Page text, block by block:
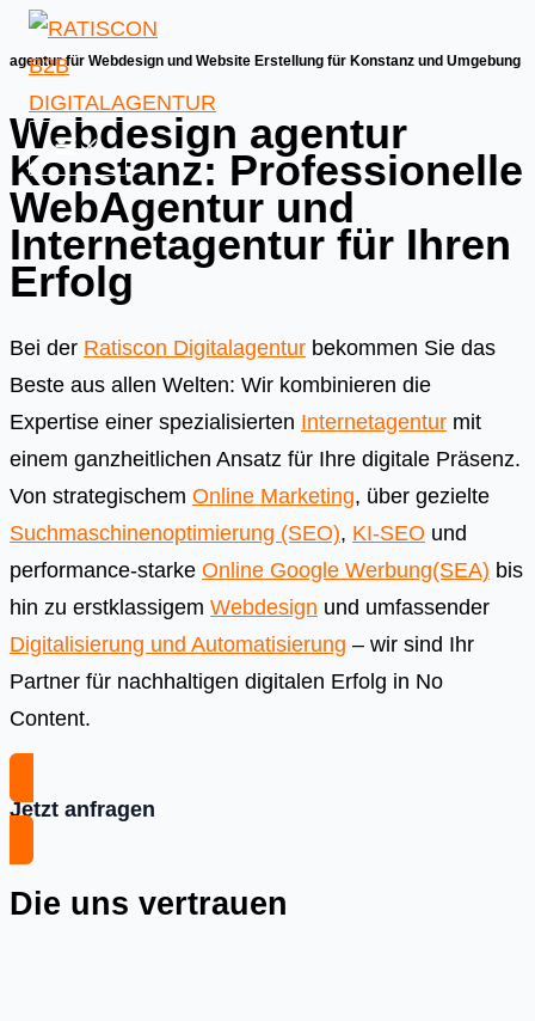
Skip
to
content
agentur für Webdesign und Website Erstellung für Konstanz und Umgebung
Webdesign agentur
Konstanz: Professionelle
WebAgentur und
Internetagentur für Ihren
Erfolg
Bei der Ratiscon Digitalagentur bekommen Sie das
Beste aus allen Welten: Wir kombinieren die
Expertise einer spezialisierten Internetagentur mit
einem ganzheitlichen Ansatz für Ihre digitale Präsenz.
Von strategischem Online Marketing, über gezielte
Suchmaschinenoptimierung (SEO), KI-SEO und
performance-starke Online Google Werbung(SEA) bis
hin zu erstklassigem Webdesign und umfassender
Digitalisierung und Automatisierung – wir sind Ihr
Partner für nachhaltigen digitalen Erfolg in No
Content.
Jetzt anfragen
Die uns vertrauen